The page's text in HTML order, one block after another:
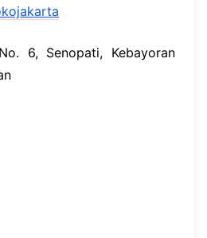
6, Senopati, Kebayoran